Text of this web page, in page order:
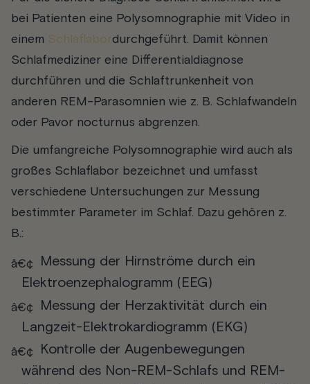
bei Patienten eine Polysomnographie mit Video in
einem Schlaflabordurchgeführt. Damit können
Schlafmediziner eine Differentialdiagnose
durchführen und die Schlaftrunkenheit von
anderen REM-Parasomnien wie z. B. Schlafwandeln
oder Pavor nocturnus abgrenzen.
Die umfangreiche Polysomnographie wird auch als
großes Schlaflabor bezeichnet und umfasst
verschiedene Untersuchungen zur Messung
bestimmter Parameter im Schlaf. Dazu gehören z.
B.:
Messung der Hirnströme durch ein
Elektroenzephalogramm (EEG)
Messung der Herzaktivität durch ein
Langzeit-Elektrokardiogramm (EKG)
Kontrolle der Augenbewegungen
während des Non-REM-Schlafs und REM-